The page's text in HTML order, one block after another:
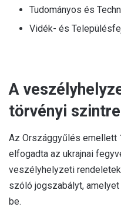
Tudományos és
Vidék- és
A
törvényi
Az Országgyűlés emellett
elfogadta az ukrajnai
veszélyhelyzeti
szóló jogszabályt,
be.